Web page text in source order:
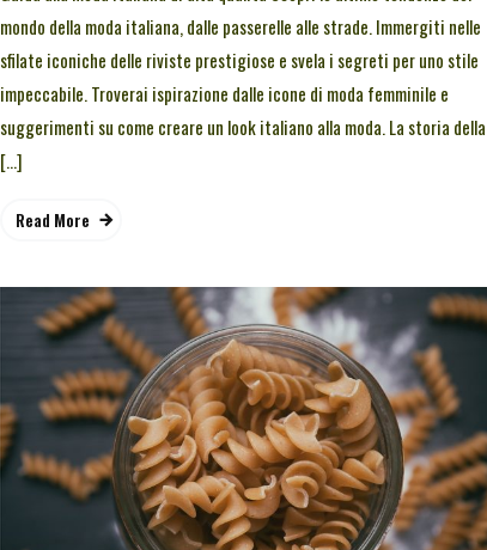
mondo della moda italiana, dalle passerelle alle strade. Immergiti nelle
sfilate iconiche delle riviste prestigiose e svela i segreti per uno stile
impeccabile. Troverai ispirazione dalle icone di moda femminile e
suggerimenti su come creare un look italiano alla moda. La storia della
[…]
Read More